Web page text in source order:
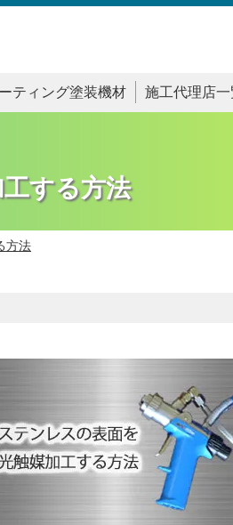
ティング塗装機材 施工代理店一
する方法
方法